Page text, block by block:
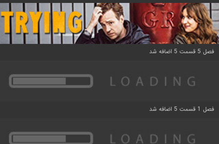
فصل 5 قسمت 5 اضافه شد
فصل 1 قسمت 5 اضافه شد